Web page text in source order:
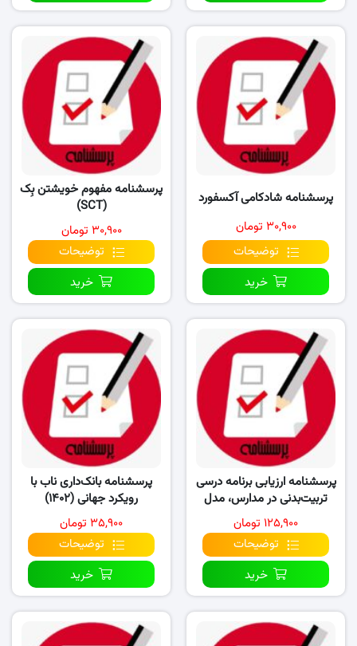
پرسشنامه شادکامی آکسفورد
۳۰,۹۰۰ تومان
توضیحات
خرید
پرسشنامه مفهوم خویشتن بِک
(SCT)
۳۰,۹۰۰ تومان
توضیحات
خرید
پرسشنامه ارزیابی برنامه درسی
تربیت‌بدنی در مدارس، مدل
آیزنر (۱۴۰۲)
۱۲۵,۹۰۰ تومان
توضیحات
خرید
پرسشنامه بانک‌داری ناب با
رویکرد جهانی (۱۴۰۲)
۳۵,۹۰۰ تومان
توضیحات
خرید